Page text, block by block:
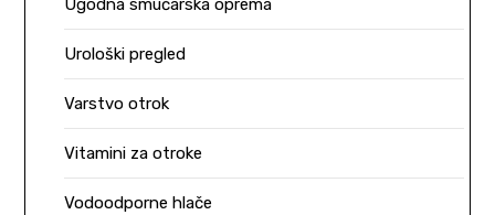
Ugodna smučarska oprema
Urološki pregled
Varstvo otrok
Vitamini za otroke
Vodoodporne hlače